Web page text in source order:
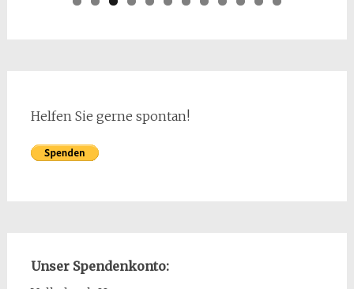
Helfen Sie gerne spontan!
Unser Spendenkonto: